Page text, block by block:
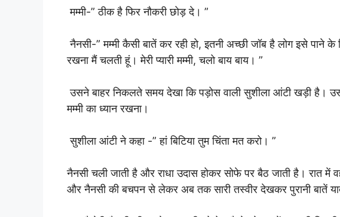
मम्मी-” ठीक है फिर नौकरी छोड़ दे। ”
नैनसी-” मम्मी कैसी बातें कर रही हो, इतनी अच्छी जॉब है लोग इसे पाने
रखना मैं चलती हूं। मेरी प्यारी मम्मी, चलो बाय बाय। ”
उसने बाहर निकलते समय देखा कि पड़ोस वाली सुशीला आंटी खड़ी है।
मम्मी का ध्यान रखना।
सुशीला आंटी ने कहा -” हां बिटिया तुम चिंता मत करो। ”
नैनसी चली जाती है और राधा उदास होकर सोफे पर बैठ जाती है। रात में
और नैनसी की बचपन से लेकर अब तक सारी तस्वीर देखकर पुरानी बातें